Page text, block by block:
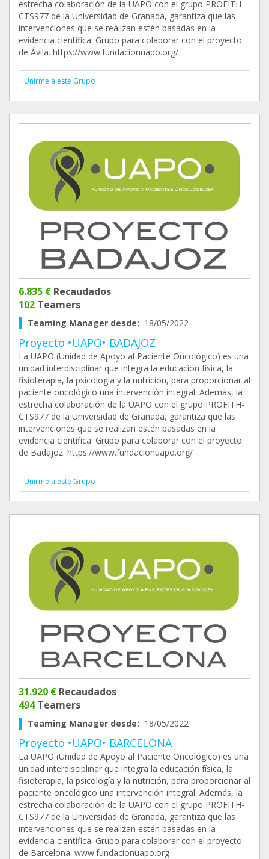
estrecha colaboración de la UAPO con el grupo PROFITH-
CTS977 de la Universidad de Granada, garantiza que las
intervenciones que se realizan estén basadas en la
evidencia científica. Grupo para colaborar con el proyecto
de Ávila. https://www.fundacionuapo.org/
Unirme a este Grupo
6.835 € Recaudados
102 Teamers
Teaming Manager desde: 18/05/2022
Proyecto •UAPO• BADAJOZ
La UAPO (Unidad de Apoyo al Paciente Oncológico) es una
unidad interdisciplinar que integra la educación física, la
fisioterapia, la psicología y la nutrición, para proporcionar al
paciente oncológico una intervención integral. Además, la
estrecha colaboración de la UAPO con el grupo PROFITH-
CTS977 de la Universidad de Granada, garantiza que las
intervenciones que se realizan estén basadas en la
evidencia científica. Grupo para colaborar con el proyecto
de Badajoz. https://www.fundacionuapo.org/
Unirme a este Grupo
31.920 € Recaudados
494Teamers
Teaming Manager desde: 18/05/2022
Proyecto •UAPO• BARCELONA
La UAPO (Unidad de Apoyo al Paciente Oncológico) es una
unidad interdisciplinar que integra la educación física, la
fisioterapia, la psicología y la nutrición, para proporcionar al
paciente oncológico una intervención integral. Además, la
estrecha colaboración de la UAPO con el grupo PROFITH-
CTS977 de la Universidad de Granada, garantiza que las
intervenciones que se realizan estén basadas en la
evidencia científica. Grupo para colaborar con el proyecto
de Barcelona. www.fundacionuapo.org